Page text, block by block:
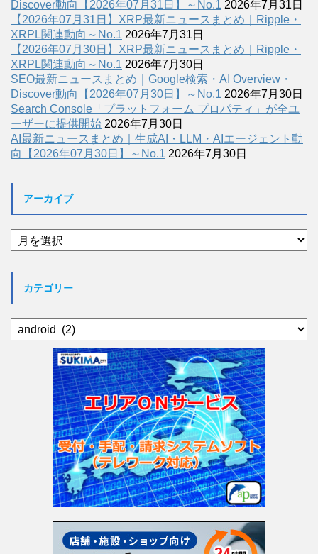
Discover動向【2026年07月31日】～No.1 2026年7月31日
【2026年07月31日】XRP最新ニュースまとめ｜Ripple・
XRPL関連動向～No.1 2026年7月31日
【2026年07月30日】XRP最新ニュースまとめ｜Ripple・
XRPL関連動向～No.1 2026年7月30日
SEO最新ニュースまとめ｜Google検索・AI Overview・
Discover動向【2026年07月30日】～No.1 2026年7月30日
Search Console「プラットフォーム プロパティ」が全ユ
ーザーに提供開始 2026年7月30日
AI最新ニュースまとめ｜生成AI・LLM・AIエージェント動
向【2026年07月30日】～No.1 2026年7月30日
アーカイブ
ア
ー
カテゴリー
カ
テ